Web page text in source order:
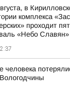
в
комплекса
проходит
«Небо Славян»
человека